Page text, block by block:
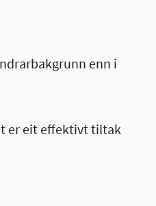
enn i
er eit effektivt tiltak